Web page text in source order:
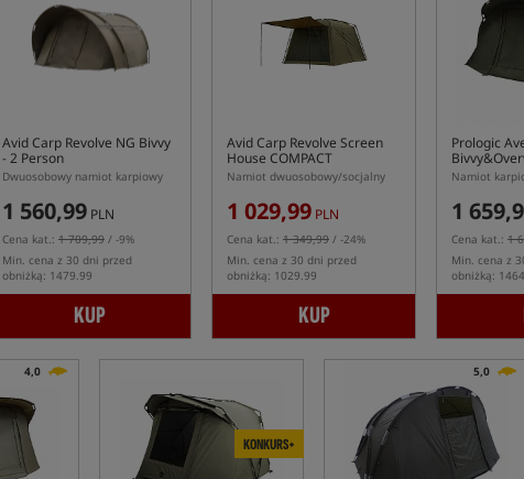
Avid Carp Revolve NG Bivvy
- 2 Person
Dwuosobowy namiot karpiowy
1 560,99 PLN
Cena kat.: 1 709,99 / -9%
Min. cena z 30 dni przed
obniżką: 1479.99
KUP
Avid Carp Revolve Screen
House COMPACT
Namiot dwuosobowy/socjalny
1 029,99 PLN
Cena kat.: 1 349,99 / -24%
Min. cena z 30 dni przed
obniżką: 1029.99
KUP
Prologic
1
Cena kat.: 1
Min. cena z
obniżką:
4,0
KONKURS+
5,0